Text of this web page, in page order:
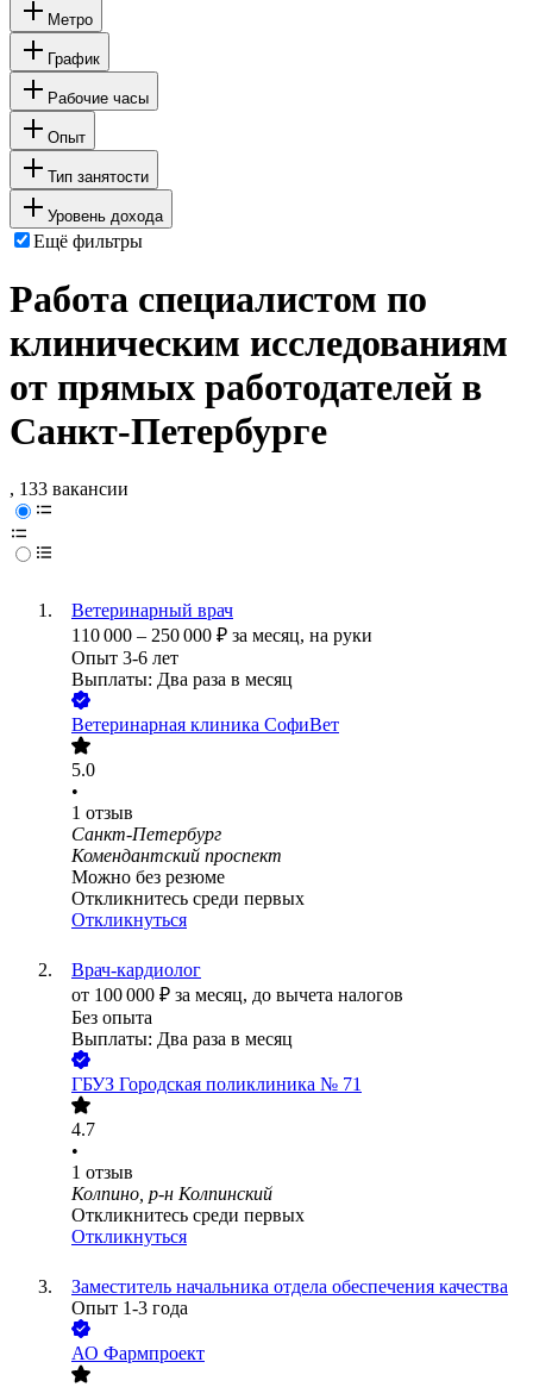
Метро
График
Рабочие часы
Опыт
Тип занятости
Уровень дохода
Ещё фильтры
Работа специалистом по
клиническим исследованиям
от прямых работодателей в
Санкт-Петербурге
, 133 вакансии
Ветеринарный врач
110 000 – 250 000 ₽ за месяц, на руки
Опыт 3-6 лет
Выплаты: Два раза в месяц
Ветеринарная клиника СофиВет
5.0
•
1 отзыв
Санкт-Петербург
Комендантский проспект
Можно без резюме
Откликнитесь среди первых
Откликнуться
Врач-кардиолог
от 100 000 ₽ за месяц, до вычета налогов
Без опыта
Выплаты: Два раза в месяц
ГБУЗ Городская поликлиника № 71
4.7
•
1 отзыв
Колпино, р-н Колпинский
Откликнитесь среди первых
Откликнуться
Заместитель начальника отдела обеспечения качества
Опыт 1-3 года
АО Фармпроект